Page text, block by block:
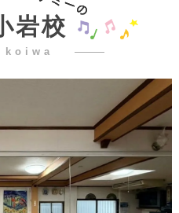
岩校